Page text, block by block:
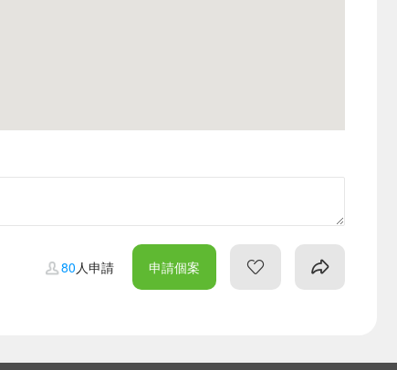
80 人申請 申請個案